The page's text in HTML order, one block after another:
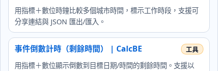
用指標＋數位時鐘比較多個城市時間，標示工作時段，支援可
分享連結與 JSON 匯出/匯入。
事件倒數計時（剩餘時間） | CalcBE
用指標＋數位顯示倒數到目標日期/時間的剩餘時間。支援以